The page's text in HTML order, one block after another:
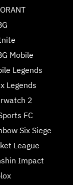
Mobile
Legends
Legends
2
FC
Six Siege
League
Impact